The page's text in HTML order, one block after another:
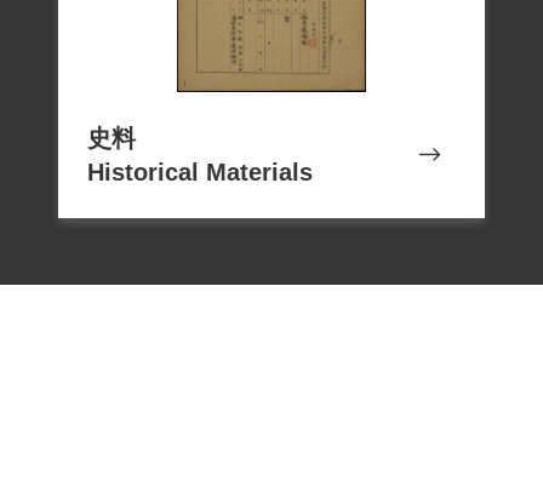
史料
Historical Materials